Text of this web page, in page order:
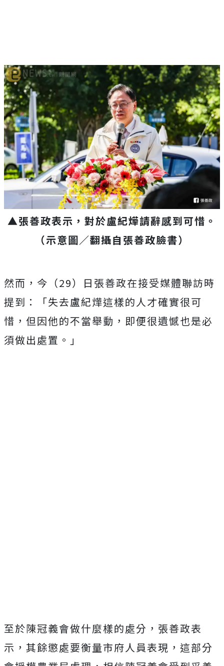
▲張善政表示，對於盧紀燁請辭感到可惜。
（示意圖／翻攝自 張善政臉書）
然而，今（29）日張善政在接受媒體聯訪時
提到：「失去盧紀燁這樣的人才確實很可
惜，但因他的不當舉動，即便很遺憾也是必
須做出處置。」
至於陳冠義會做什麼樣的處分，張善政表
示，其餘懲處要衡量市府人員表現，這部分